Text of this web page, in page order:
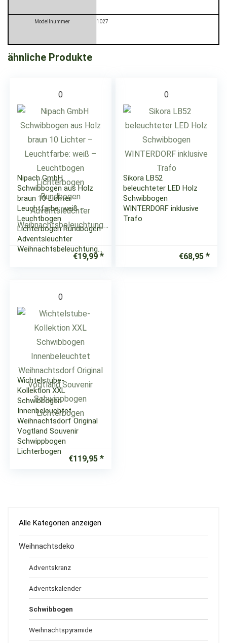
Modellnummer ‎1027
ähnliche Produkte
0
Nipach GmbH
Schwibbogen aus Holz
braun 10 Lichter –
Leuchtfarbe: weiß –
Leuchtbogen
Lichterbogen Rundbogen
Adventsleuchter
Weihnachtsbeleuchtung…
€19,99
0
Sikora LB52
beleuchteter LED Holz
Schwibbogen
WINTERDORF inklusive
Trafo
€68,95
0
Wichtelstube-
Kollektion XXL
Schwibbogen
Innenbeleuchtet
Weihnachtsdorf Original
Vogtland Souvenir
Schwippbogen
Lichterbogen
€119,95
Alle Kategorien anzeigen
Weihnachtsdeko
Adventskranz
Adventskalender
Schwibbogen
Weihnachtspyramide